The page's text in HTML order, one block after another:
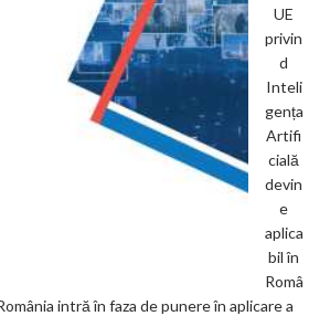
UE
privin
d
Inteli
gența
Artifi
cială
devin
e
aplica
bil în
Româ
intră în faza de punere în aplicare a